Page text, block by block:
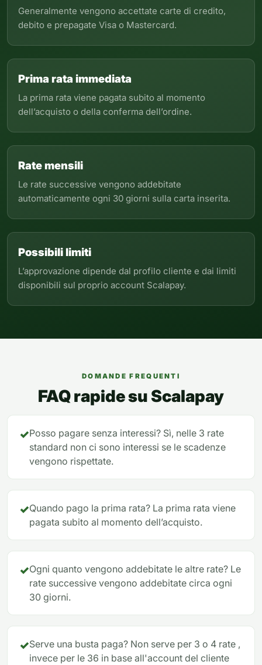
Generalmente vengono accettate carte di credito,
debito e prepagate Visa o Mastercard.
Prima rata immediata
La prima rata viene pagata subito al momento
dell’acquisto o della conferma dell’ordine.
Rate mensili
Le rate successive vengono addebitate
automaticamente ogni 30 giorni sulla carta inserita.
Possibili limiti
L’approvazione dipende dal profilo cliente e dai limiti
disponibili sul proprio account Scalapay.
DOMANDE FREQUENTI
FAQ rapide su Scalapay
✓Posso pagare senza interessi? Sì, nelle 3 rate
standard non ci sono interessi se le scadenze
vengono rispettate.
✓Quando pago la prima rata? La prima rata viene
pagata subito al momento dell’acquisto.
✓Ogni quanto vengono addebitate le altre rate? Le
rate successive vengono addebitate circa ogni
30 giorni.
✓Serve una busta paga? Non serve per 3 o 4 rate ,
invece per le 36 in base all'account del cliente